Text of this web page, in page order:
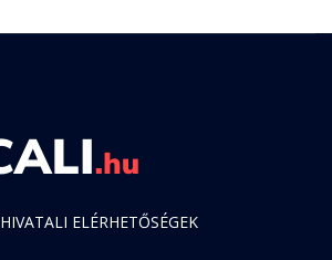
HIVATALI ELÉRHETŐSÉGEK